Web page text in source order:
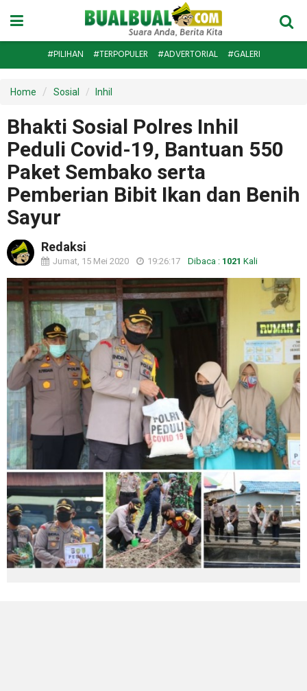
#PILIHAN #TERPOPULER #ADVERTORIAL #GALERI
Home Sosial Inhil
Bhakti Sosial Polres Inhil
Peduli Covid-19, Bantuan 550
Paket Sembako serta
Pemberian Bibit Ikan dan Benih
Sayur
Redaksi
Jumat, 15 Mei 2020 19:26:17 Dibaca : 1021 Kali